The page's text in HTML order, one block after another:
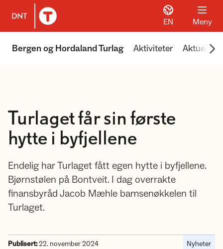
Til DNT.no forside
EN Meny
Bergen og Hordaland Turlag Aktiviteter Aktuelt
Turlaget får sin første
hytte i byfjellene
Endelig har Turlaget fått egen hytte i byfjellene.
Bjørnstølen på Bontveit. I dag overrakte
finansbyråd Jacob Mæhle bamsenøkkelen til
Turlaget.
Publisert:22. november 2024
Nyheter